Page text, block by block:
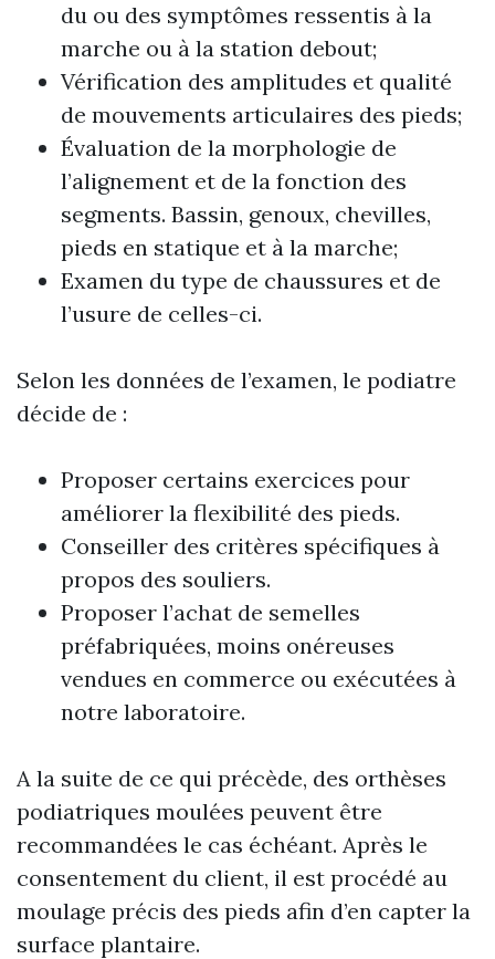
du ou des symptômes ressentis à la
marche ou à la station debout;
Vérification des amplitudes et qualité
de mouvements articulaires des pieds;
Évaluation de la morphologie de
l’alignement et de la fonction des
segments. Bassin, genoux, chevilles,
pieds en statique et à la marche;
Examen du type de chaussures et de
l’usure de celles-ci.
Selon les données de l’examen, le podiatre
décide de :
Proposer certains exercices pour
améliorer la flexibilité des pieds.
Conseiller des critères spécifiques à
propos des souliers.
Proposer l’achat de semelles
préfabriquées, moins onéreuses
vendues en commerce ou exécutées à
notre laboratoire.
A la suite de ce qui précède, des orthèses
podiatriques moulées peuvent être
recommandées le cas échéant. Après le
consentement du client, il est procédé au
moulage précis des pieds afin d’en capter la
surface plantaire.